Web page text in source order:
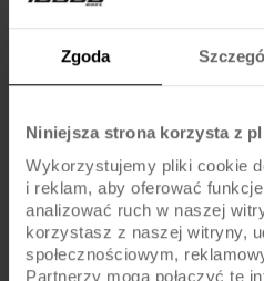
Zgoda
Niniejsza strona korzysta z
Wykorzystujemy pliki cookie
i reklam, aby oferować
analizować ruch w naszej
korzystasz z naszej witryny,
społecznościowym,
Partnerzy mogą połączyć te
Hamulce
Błotniki
Pedały